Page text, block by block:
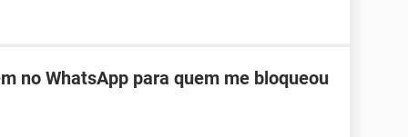
no WhatsApp para quem me bloqueou